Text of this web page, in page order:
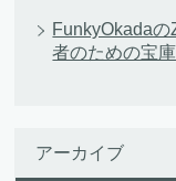
FunkyOkada
者のための宝庫
アーカイブ